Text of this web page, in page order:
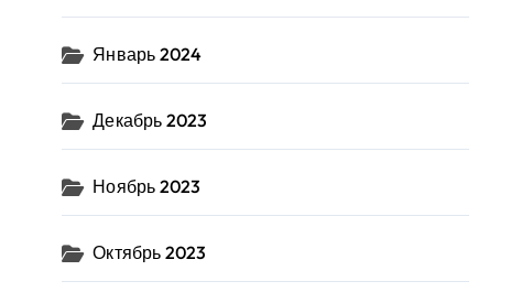
Январь 2024
Декабрь 2023
Ноябрь 2023
Октябрь 2023